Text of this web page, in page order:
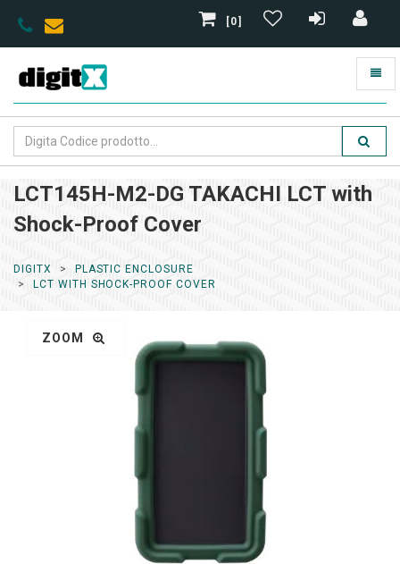
[0]
LCT145H-M2-DG TAKACHI LCT with
Shock-Proof Cover
DIGITX
PLASTIC ENCLOSURE
LCT WITH SHOCK-PROOF COVER
ZOOM